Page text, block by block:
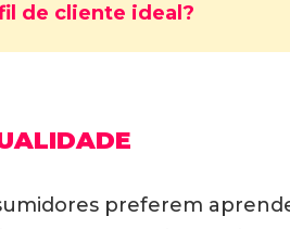
de cliente ideal?
preferem